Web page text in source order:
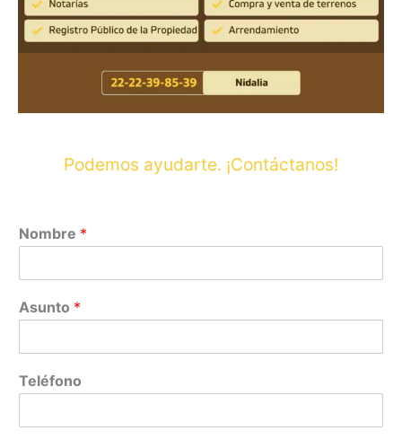
Podemos ayudarte. ¡Contáctanos!
Nombre *
Asunto *
Teléfono